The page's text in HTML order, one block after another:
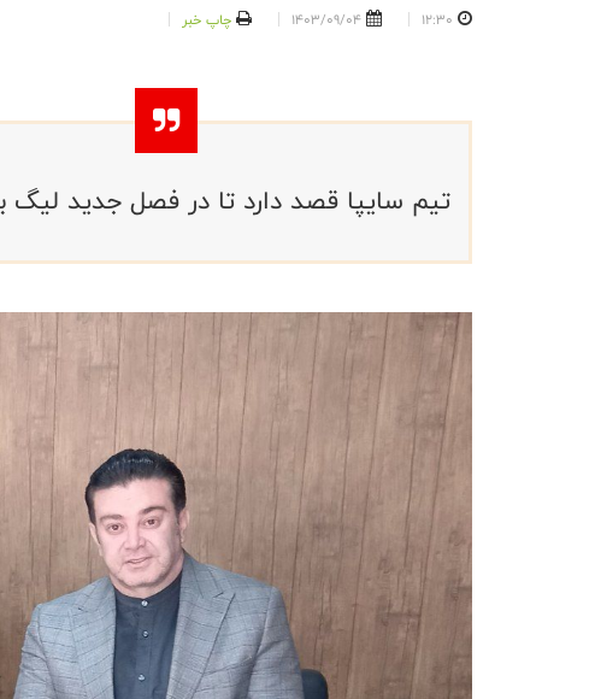
12:30
1403/09/04 چاپ خبر
تیم سایپا قصد دارد تا در فصل جدید لیگ